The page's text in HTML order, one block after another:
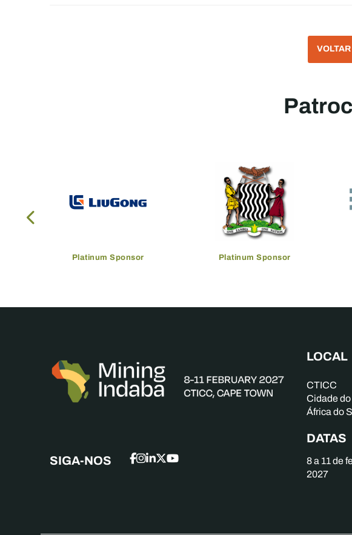
Platinum Sponsor Platinum Sponsor
LOCAL
CTICC
Cidade
África do
DATAS
8 a 11 de
2027
SIGA-NOS